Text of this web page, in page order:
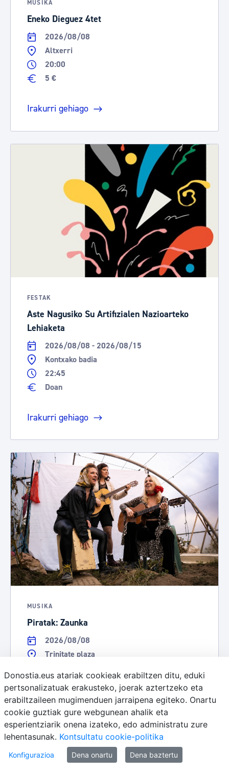
MUSIKA
Eneko Dieguez 4tet
2026/08/08
Altxerri
20:00
5 €
Irakurri gehiago
FESTAK
Aste Nagusiko Su Artifizialen Nazioarteko
Lehiaketa
2026/08/08 - 2026/08/15
Kontxako badia
22:45
Doan
Irakurri gehiago
MUSIKA
Piratak: Zaunka
2026/08/08
Trinitate plaza
Doan
Irakurri gehiago
Donostia.eus atariak cookieak erabiltzen ditu, eduki
pertsonalizatuak erakusteko, joerak aztertzeko eta
erabiltzaileen mugimenduen jarraipena egiteko. Onartu
cookie guztiak gure webgunean ahalik eta
esperientziarik onena izateko, edo administratu zure
lehentasunak. Kontsultatu cookie-politika
Konfigurazioa Dena onartu Dena baztertu